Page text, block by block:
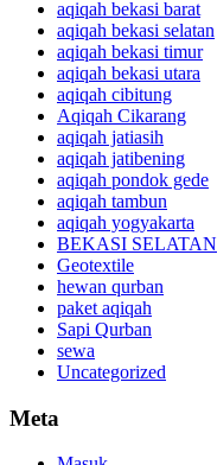
aqiqah bekasi barat
aqiqah bekasi selatan
aqiqah bekasi timur
aqiqah bekasi utara
aqiqah cibitung
Aqiqah Cikarang
aqiqah jatiasih
aqiqah jatibening
aqiqah pondok gede
aqiqah tambun
aqiqah yogyakarta
BEKASI SELATAN
Geotextile
hewan qurban
paket aqiqah
Sapi Qurban
sewa
Uncategorized
Meta